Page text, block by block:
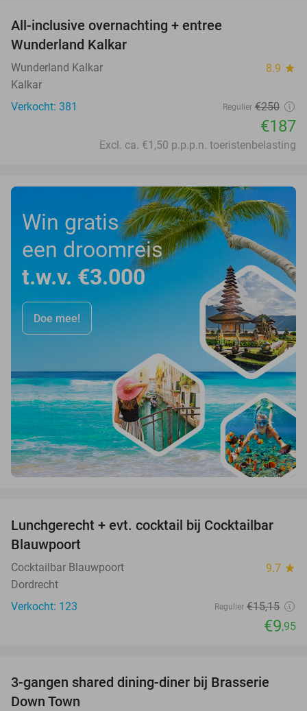
All-inclusive overnachting + entree
Wunderland Kalkar
Wunderland Kalkar 8.9 star
Kalkar
Verkocht: 381
Regulier €250
€187
Excl. ca. €1,50 p.p.p.n. toeristenbelasting
Win gratis
een droomreis
t.w.v. €3.000
Doe mee!
34%
Lunchgerecht + evt. cocktail bij Cocktailbar
Blauwpoort
Cocktailbar Blauwpoort 9.7 star
Dordrecht
Verkocht: 123
Regulier €15,15
€9,95
38%
3-gangen shared dining-diner bij Brasserie
Down Town